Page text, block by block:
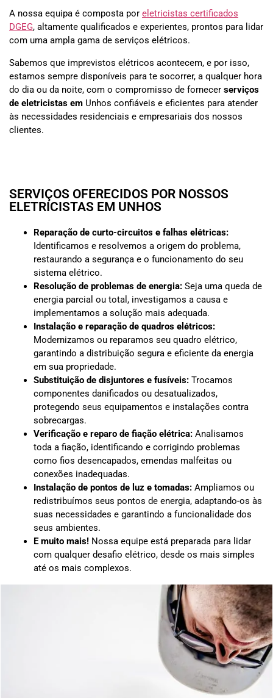
A nossa equipa é composta por eletricistas certificados
DGEG, altamente qualificados e experientes, prontos para lidar
com uma ampla gama de serviços elétricos.
Sabemos que imprevistos elétricos acontecem, e por isso,
estamos sempre disponíveis para te socorrer, a qualquer hora
do dia ou da noite, com o compromisso de fornecer serviços
de eletricistas em Unhos confiáveis e eficientes para atender
às necessidades residenciais e empresariais dos nossos
clientes.
SERVIÇOS OFERECIDOS POR NOSSOS
ELETRICISTAS EM UNHOS
Reparação de curto-circuitos e falhas elétricas:
Identificamos e resolvemos a origem do problema,
restaurando a segurança e o funcionamento do seu
sistema elétrico.
Resolução de problemas de energia: Seja uma queda de
energia parcial ou total, investigamos a causa e
implementamos a solução mais adequada.
Instalação e reparação de quadros elétricos:
Modernizamos ou reparamos seu quadro elétrico,
garantindo a distribuição segura e eficiente da energia
em sua propriedade.
Substituição de disjuntores e fusíveis: Trocamos
componentes danificados ou desatualizados,
protegendo seus equipamentos e instalações contra
sobrecargas.
Verificação e reparo de fiação elétrica: Analisamos
toda a fiação, identificando e corrigindo problemas
como fios desencapados, emendas malfeitas ou
conexões inadequadas.
Instalação de pontos de luz e tomadas: Ampliamos ou
redistribuímos seus pontos de energia, adaptando-os às
suas necessidades e garantindo a funcionalidade dos
seus ambientes.
E muito mais! Nossa equipe está preparada para lidar
com qualquer desafio elétrico, desde os mais simples
até os mais complexos.